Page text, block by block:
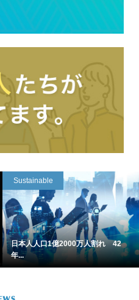
Sustainable
日本人人口1億2000万人割れ 42
年...